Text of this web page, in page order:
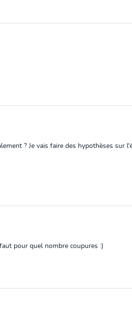
? Je vais faire des hypothèses sur
pour quel nombre coupures :)